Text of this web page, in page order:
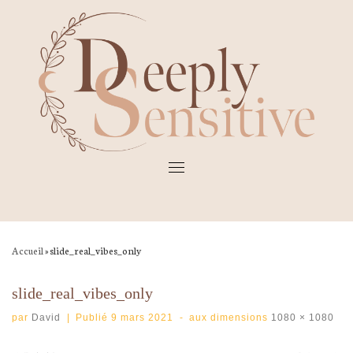
Accueil»slide_real_vibes_only
slide_real_vibes_only
par David | Publié9 mars 2021 - aux dimensions 1080 × 1080